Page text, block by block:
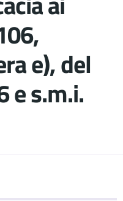
e), del
e s.m.i.